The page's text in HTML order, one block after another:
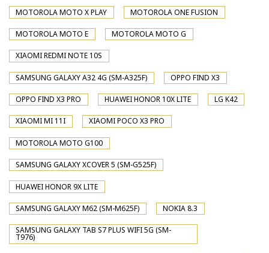
MOTOROLA MOTO X PLAY MOTOROLA ONE FUSION
MOTOROLA MOTO E MOTOROLA MOTO G
XIAOMI REDMI NOTE 10S
SAMSUNG GALAXY A32 4G (SM-A325F) OPPO FIND X3
OPPO FIND X3 PRO HUAWEI HONOR 10X LITE LG K42
XIAOMI MI 11I XIAOMI POCO X3 PRO
MOTOROLA MOTO G100
SAMSUNG GALAXY XCOVER 5 (SM-G525F)
HUAWEI HONOR 9X LITE
SAMSUNG GALAXY M62 (SM-M625F) NOKIA 8.3
SAMSUNG GALAXY TAB S7 PLUS WIFI 5G (SM-
T976)